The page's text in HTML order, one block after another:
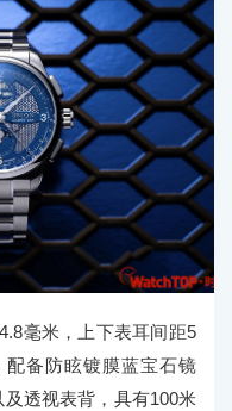
毫米，上下表耳间距5
配备防眩镀膜蓝宝石镜
透视表背，具有100米